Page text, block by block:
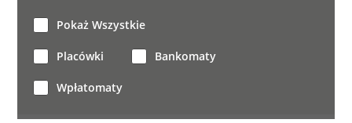
Pokaż Wszystkie
Placówki Bankomaty
Wpłatomaty